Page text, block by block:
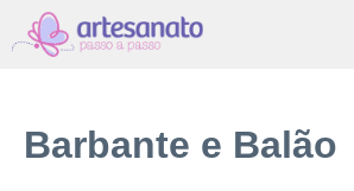
Pular
para
conteúdo
Barbante e Balão